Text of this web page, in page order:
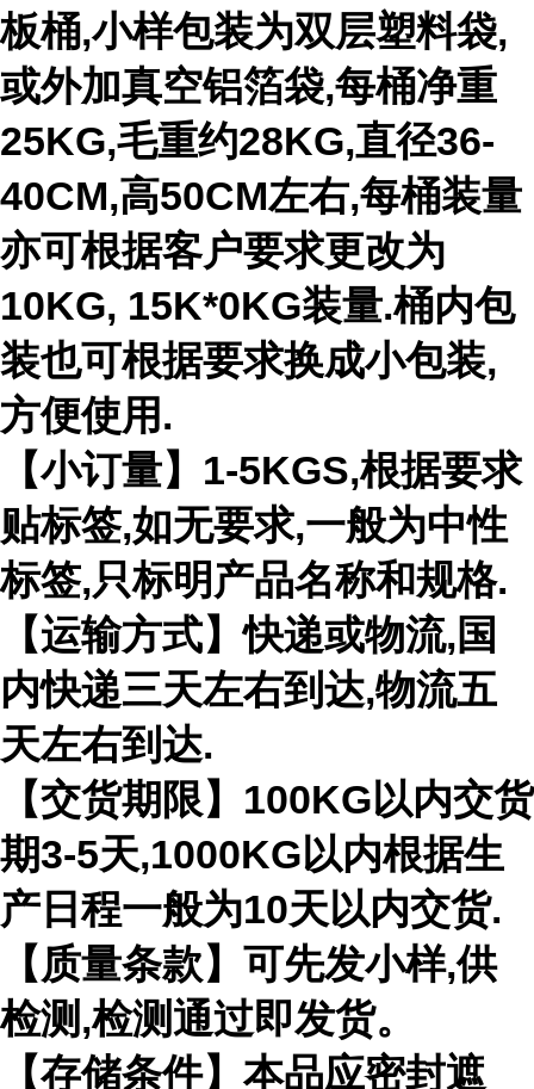
板桶,小样包装为双层塑料袋,
或外加真空铝箔袋,每桶净重
25KG,毛重约28KG,直径36-
40CM,高50CM左右,每桶装量
亦可根据客户要求更改为
10KG, 15K*0KG装量.桶内包
装也可根据要求换成小包装,
方便使用.
【小订量】1-5KGS,根据要求
贴标签,如无要求,一般为中性
标签,只标明产品名称和规格.
【运输方式】快递或物流,国
内快递三天左右到达,物流五
天左右到达.
【交货期限】100KG以内交货
期3-5天,1000KG以内根据生
产日程一般为10天以内交货.
【质量条款】可先发小样,供
检测,检测通过即发货。
【存储条件】本品应密封遮